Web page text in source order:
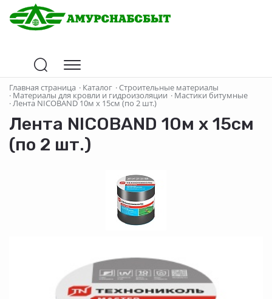
Главная страница · Каталог ·Строительные материалы
· Материалы для кровли и гидроизоляции · Мастики битумные
·Лента NICOBAND 10м х 15см (по 2 шт.)
Лента NICOBAND 10м х 15см
(по 2 шт.)